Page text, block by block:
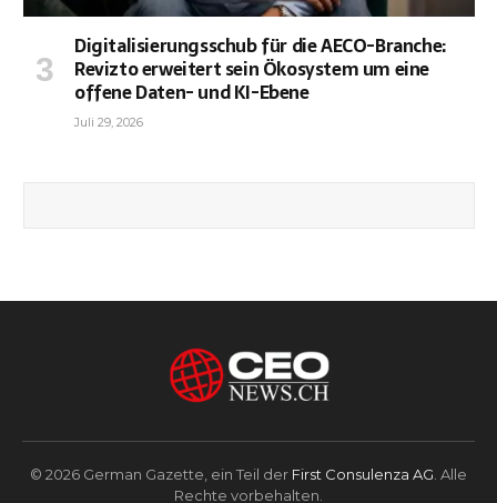
Digitalisierungsschub für die AECO-Branche:
Revizto erweitert sein Ökosystem um eine
offene Daten- und KI-Ebene
Juli 29, 2026
© 2026 German Gazette, ein Teil der First Consulenza AG . Alle
Rechte vorbehalten.